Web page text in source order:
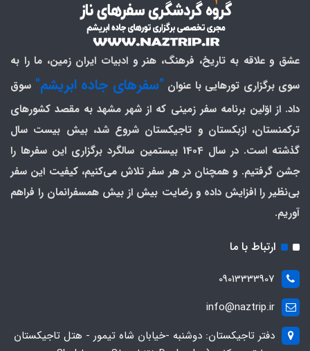
عشق و علاقه به تاریخ، فرهنگ، هنر و ادبیات ایران زمین، ما را به
سوی برگزاری تورهایی با عنوان "سفرهای جاده ابریشم" سوق
داد. از اوّلین برنامه سفر زمینی که از شهر مشهد به مقصد کشورهای
ترکمنستان، ازبکستان و تاجیکستان شروع شد، بیش بیست سال
گذشته است. در سال 1404 بیستمین سالگرد برگزاری این سفرها را
جشن گرفتیم. و همچنان در هر سفر تلاش می‌کنیم، کیفیت این سفر
بی‌نظیر را افزایش داده و رضایت بیش از بیش همسفرانمان را فراهم
آوریم.
ارتباط با ما
09013333907
info@naztrip.ir
دفتر تاجیکستان: دوشنبه -خیابان شاه تیمور - هتل تاجیکستان